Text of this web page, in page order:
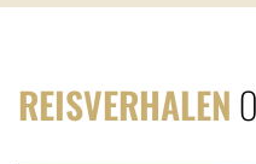
REISVERHALEN